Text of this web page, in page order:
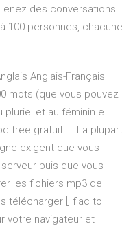
des conversations
100 personnes, chacune
Anglais-Français
mots (que vous pouvez
pluriel et au féminin e
free gratuit ... La plupart
exigent que vous
puis que vous
les fichiers mp3 de
télécharger [] flac to
votre navigateur et